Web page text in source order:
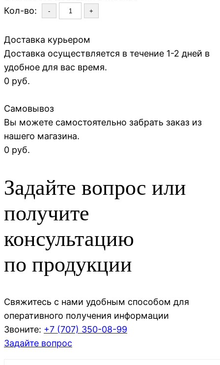
Кол-во:
- +
Доставка курьером
Доставка осуществляется в течение 1-2 дней в
удобное для вас время.
0 руб.
Самовывоз
Вы можете самостоятельно забрать заказ из
нашего магазина.
0 руб.
Задайте вопрос или
получите
консультацию
по продукции
Свяжитесь с нами удобным способом для
оперативного получения информации
Звоните: +7 (707) 350-08-99
Задайте вопрос